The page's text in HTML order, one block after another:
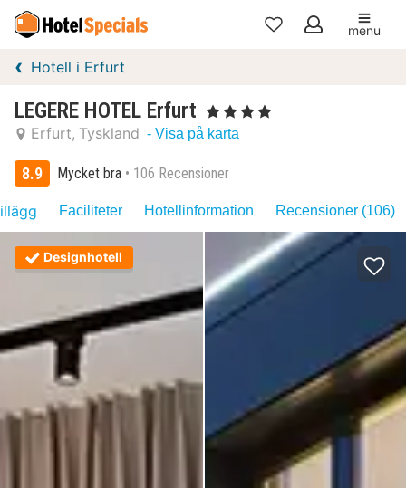
Mina
menu
Hotell i Erfurt
LEGERE HOTEL Erfurt , 4 Stjärnor
Erfurt Tyskland - Visa på karta
8.9 Mycket bra 106 Recensioner
Faciliteter Hotellinformation Recensioner (106)
Designhotell